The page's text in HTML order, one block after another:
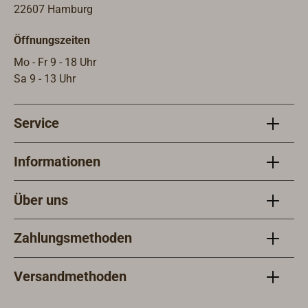
22607 Hamburg
Öffnungszeiten
Mo - Fr 9 - 18 Uhr
Sa 9 - 13 Uhr
Service
Informationen
Über uns
Zahlungsmethoden
Versandmethoden